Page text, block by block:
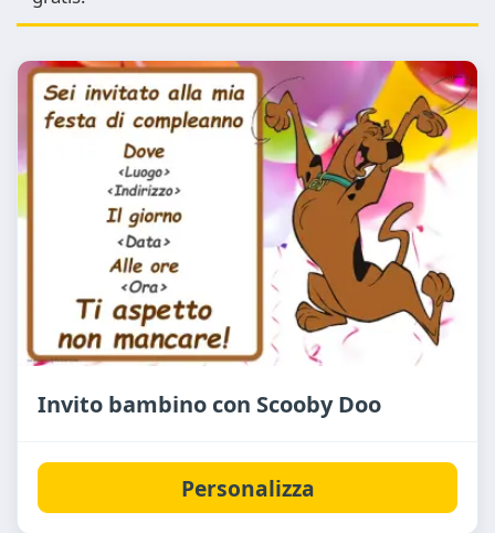
Invito bambino con Scooby Doo
Personalizza